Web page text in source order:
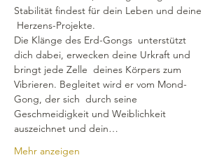
Stabilität findest für dein Leben und deine
Herzens-Projekte.
Die Klänge des Erd-Gongs  unterstützt
dich dabei, erwecken deine Urkraft und
bringt jede Zelle  deines Körpers zum
Vibrieren. Begleitet wird er vom Mond-
Gong, der sich  durch seine
Geschmeidigkeit und Weiblichkeit
auszeichnet und dein…
Mehr anzeigen